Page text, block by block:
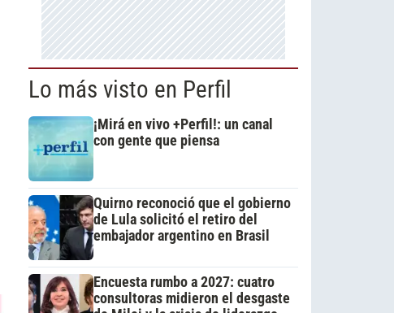
Lo más visto en Perfil
¡Mirá en vivo +Perfil!: un canal
con gente que piensa
Quirno reconoció que el gobierno
de Lula solicitó el retiro del
embajador argentino en Brasil
Encuesta rumbo a 2027: cuatro
consultoras midieron el desgaste